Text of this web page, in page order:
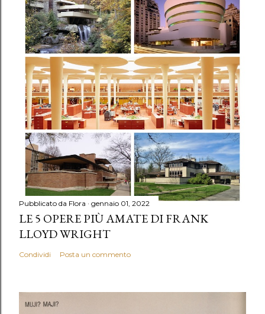
Pubblicato da Flora gennaio 01, 2022
LE 5 OPERE PIÙ AMATE DI FRANK
LLOYD WRIGHT
Condividi Posta un commento